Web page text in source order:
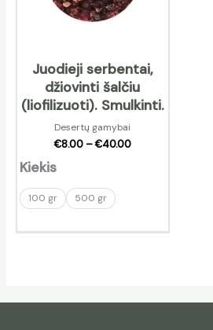
Juodieji serbentai,
džiovinti šalčiu
(liofilizuoti). Smulkinti.
Desertų gamybai
€8.00 –€40.00
Kiekis
100 gr 500 gr